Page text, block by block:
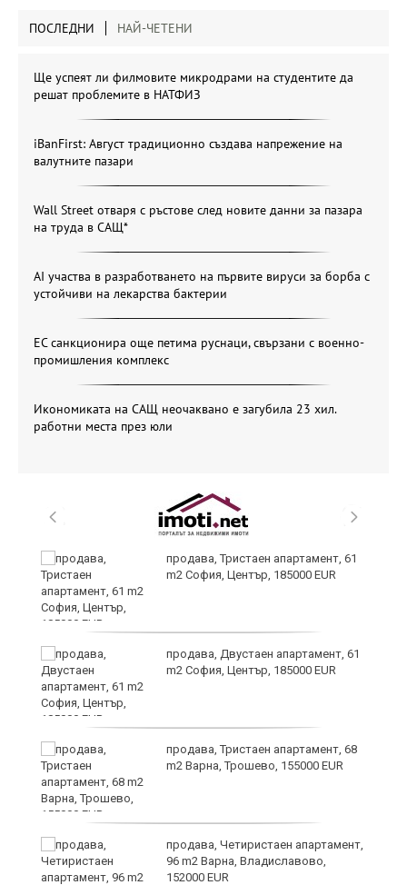
ПОСЛЕДНИ НАЙ-ЧЕТЕНИ
Ще успеят ли филмовите микродрами на студентите да
решат проблемите в НАТФИЗ
iBanFirst: Август традиционно създава напрежение на
валутните пазари
Wall Street отваря с ръстове след новите данни за пазара
на труда в САЩ*
AI участва в разработването на първите вируси за борба с
устойчиви на лекарства бактерии
ЕС санкционира още петима руснаци, свързани с военно-
промишления комплекс
Икономиката на САЩ неочаквано е загубила 23 хил.
работни места през юли
продава, Тристаен апартамент, 61
m2 София, Център, 185000 EUR
продава, Двустаен апартамент, 61
m2 София, Център, 185000 EUR
продава, Тристаен апартамент, 68
m2 Варна, Трошево, 155000 EUR
продава, Четиристаен апартамент,
96 m2 Варна, Владиславово,
152000 EUR